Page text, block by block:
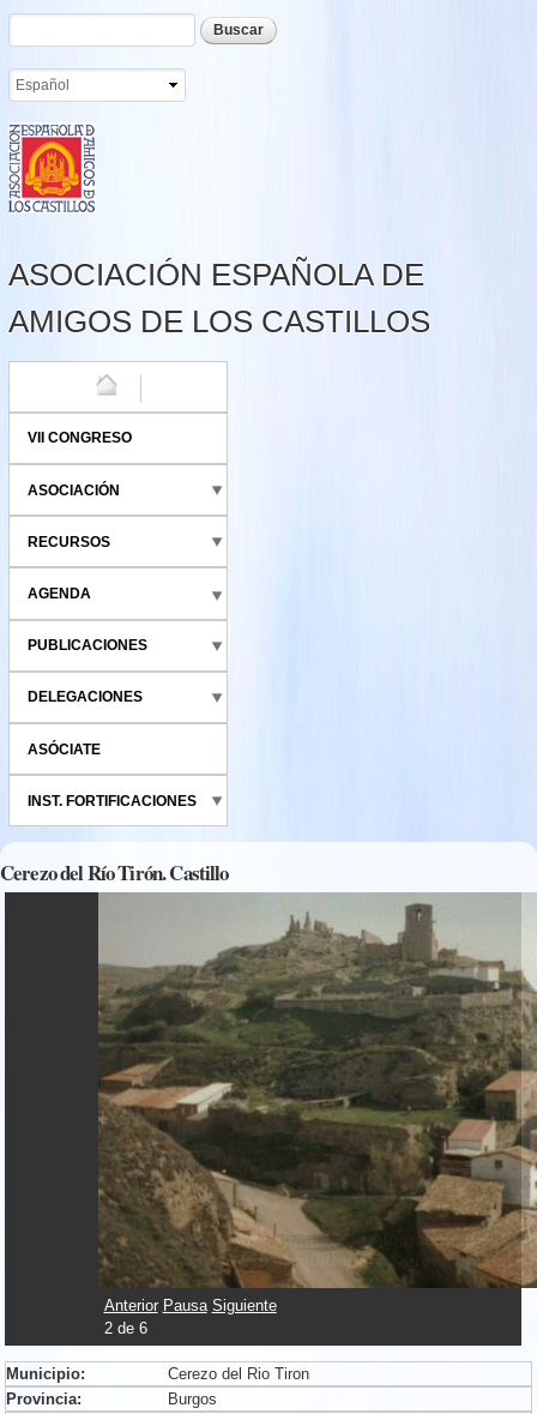
Pasar al
contenido
Formulario de búsqueda
Buscar
ASOCIACIÓN ESPAÑOLA DE
AMIGOS DE LOS CASTILLOS
VII CONGRESO
ASOCIACIÓN
RECURSOS
AGENDA
PUBLICACIONES
DELEGACIONES
ASÓCIATE
INST. FORTIFICACIONES
Cerezo del Río Tirón. Castillo
Anterior Pausa Siguiente
2de 6
Municipio:
Cerezo del Rio Tiron
Provincia:
Burgos